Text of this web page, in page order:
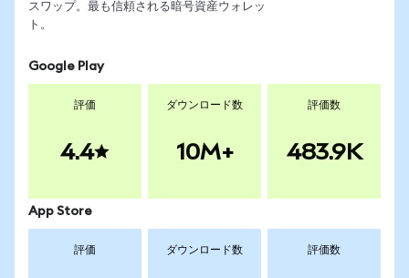
スワップ。最も信頼される暗号資産ウォレッ
ト。
Google Play
評価
4.4
ダウンロード数
10M+
評価数
483.9K
App Store
評価 ダウンロード数 評価数